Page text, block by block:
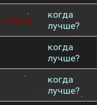
- плохо
когда
лучше?
когда
лучше?
когда
лучше?